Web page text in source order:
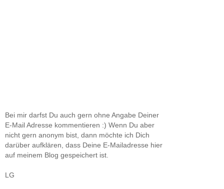
Bei mir darfst Du auch gern ohne Angabe Deiner
E-Mail Adresse kommentieren :) Wenn Du aber
nicht gern anonym bist, dann möchte ich Dich
darüber aufklären, dass Deine E-Mailadresse hier
auf meinem Blog gespeichert ist.
LG